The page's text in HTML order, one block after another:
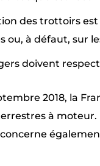
des trottoirs
ou, à défaut, sur
doivent
2018, la
à